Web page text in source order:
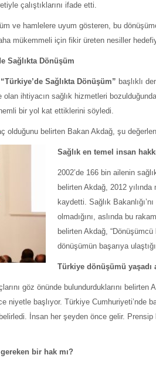
çalıştıklarını ifade etti.
ve hamlelere uyum gösteren, bu
mükemmeli için fikir üreten nesiller
Sağlıkta Dönüşüm
“Türkiye’de Sağlıkta Dönüşüm” başlıklı
ihtiyacın sağlık hizmetleri
bir yol kat ettiklerini söyledi.
olduğunu belirten Bakan Akdağ, şu
Sağlık en temel insan
2002’de 166 bin ailenin
belirten Akdağ, 2012
kaydetti. Sağlık
olmadığını, aslında bu
belirten Akdağ,
dönüşümün başarıya
Türkiye dönüşümü yaşadı
göz önünde bulundurduklarını
niyetle başlıyor. Türkiye Cumhuriyeti’nde
İnsan her şeyden önce gelir.
bir hak mı?